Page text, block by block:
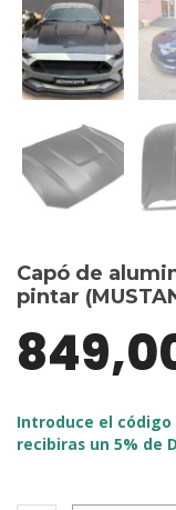
Capó de
pintar
Introduce el código
recibiras un 5% de